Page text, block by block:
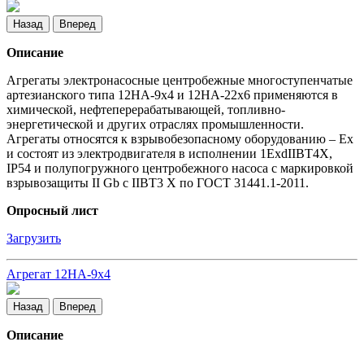
Назад Вперед
Описание
Агрегаты электронасосные центробежные многоступенчатые
артезианского типа 12НА-9х4 и 12НА-22х6 применяются в
химической, нефтеперерабатывающей, топливно-
энергетической и других отраслях промышленности.
Агрегаты относятся к взрывобезопасному оборудованию – Ex
и состоят из электродвигателя в исполнении 1ExdIIBT4Х,
IP54 и полупогружного центробежного насоса с маркировкой
взрывозащиты II Gb c IIBT3 X по ГОСТ 31441.1-2011.
Опросный лист
Загрузить
Агрегат 12НА-9х4
Назад Вперед
Описание